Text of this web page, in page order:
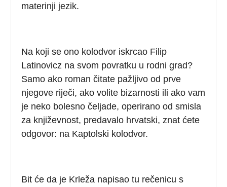
materinji jezik.
Na koji se ono kolodvor iskrcao Filip
Latinovicz na svom povratku u rodni grad?
Samo ako roman čitate pažljivo od prve
njegove riječi, ako volite bizarnosti ili ako vam
je neko bolesno čeljade, operirano od smisla
za književnost, predavalo hrvatski, znat ćete
odgovor: na Kaptolski kolodvor.
Bit će da je Krleža napisao tu rečenicu s